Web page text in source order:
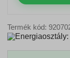
Termék kód: